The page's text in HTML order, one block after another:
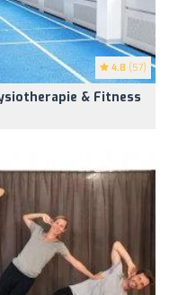
4.8 (57)
& Fitness